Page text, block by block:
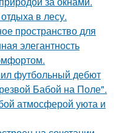
в лесу.
пространство для
элегантность
футбольный дебют
Бабой на Поле".
атмосферой уюта и